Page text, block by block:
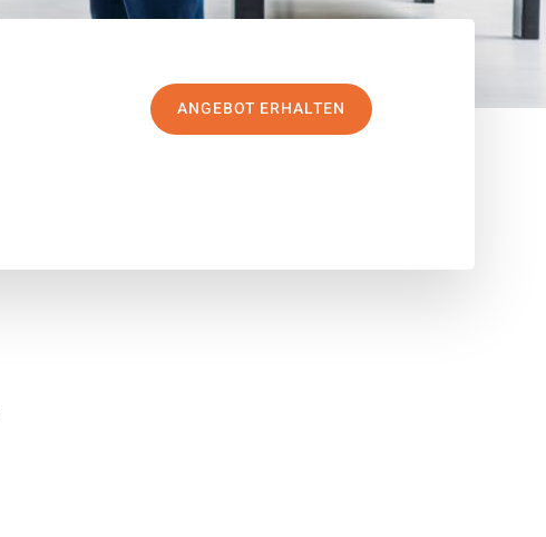
ANGEBOT ERHALTEN